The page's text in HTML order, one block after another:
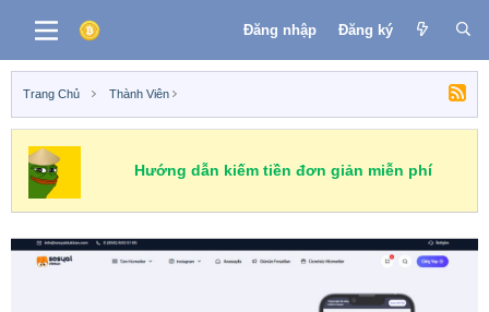
Đăng nhập Đăng ký
Trang Chủ Thành Viên
Hướng dẫn kiếm tiền đơn giản miễn phí